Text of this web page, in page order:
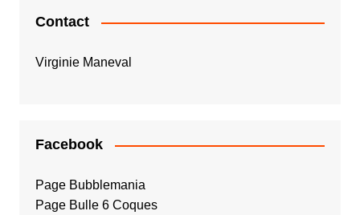
Contact
Virginie Maneval
Facebook
Page Bubblemania
Page Bulle 6 Coques